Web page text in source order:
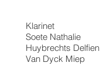
Klarinet
Soete Nathalie
Huybrechts Delfien
Van Dyck Miep